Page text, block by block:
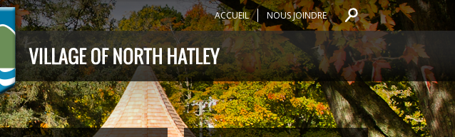
ACCUEIL NOUS JOINDRE